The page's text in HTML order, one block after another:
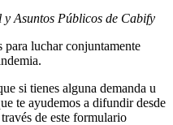
y Asuntos Públicos de Cabify
para luchar conjuntamente
si tienes alguna demanda u
te ayudemos a difundir desde
de este formulario